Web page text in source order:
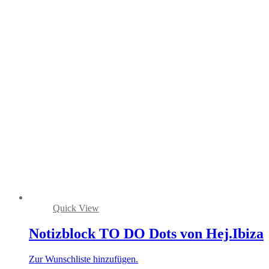
Quick View
Notizblock TO DO Dots von Hej.Ibiza
Zur Wunschliste hinzufügen.